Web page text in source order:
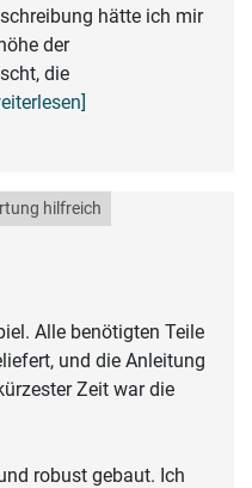
hätte ich mir
der
die
hilfreich
Alle benötigten Teile
und die Anleitung
Zeit war die
robust gebaut. Ich